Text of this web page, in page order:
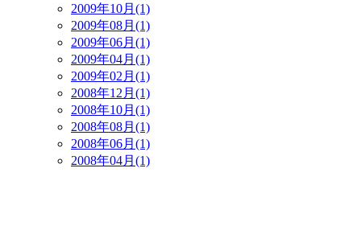
2009年10月(1)
2009年08月(1)
2009年06月(1)
2009年04月(1)
2009年02月(1)
2008年12月(1)
2008年10月(1)
2008年08月(1)
2008年06月(1)
2008年04月(1)